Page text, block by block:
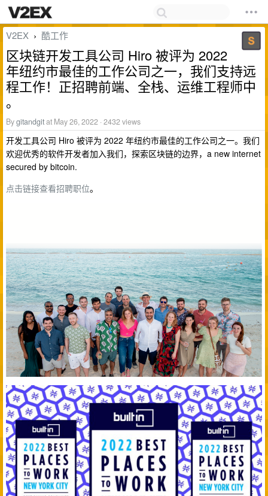
V2EX › 酷工作
区块链开发工具公司 Hiro 被评为 2022
年纽约市最佳的工作公司之一，我们支持远
程工作！正招聘前端、全栈、运维工程师中
。
Bygitandgitat May 26, 2022 · 2432 views
开发工具公司 Hiro 被评为 2022 年纽约市最佳的工作公司之一。我们
欢迎优秀的软件开发者加入我们，探索区块链的边界，a new internet
secured by bitcoin.
点击链接查看招聘职位。